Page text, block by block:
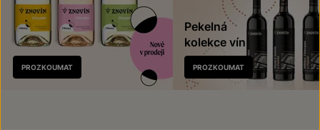
Nově
v prodeji
PROZKOUMAT
Pekelná
kolekce vín
PROZKOUMAT